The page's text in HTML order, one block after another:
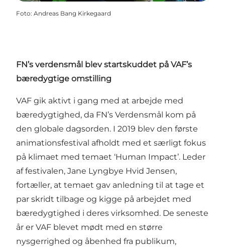
Foto: Andreas Bang Kirkegaard
FN’s verdensmål blev startskuddet på VAF’s
bæredygtige omstilling
VAF gik aktivt i gang med at arbejde med
bæredygtighed, da FN’s Verdensmål kom på
den globale dagsorden. I 2019 blev den første
animationsfestival afholdt med et særligt fokus
på klimaet med temaet ‘Human Impact’. Leder
af festivalen, Jane Lyngbye Hvid Jensen,
fortæller, at temaet gav anledning til at tage et
par skridt tilbage og kigge på arbejdet med
bæredygtighed i deres virksomhed. De seneste
år er VAF blevet mødt med en større
nysgerrighed og åbenhed fra publikum,